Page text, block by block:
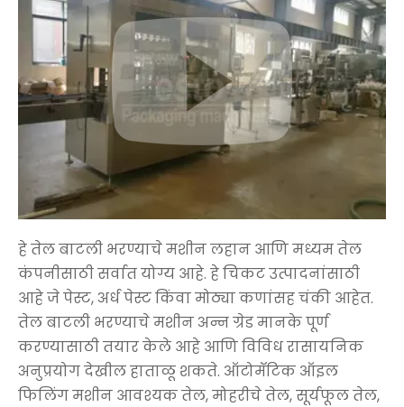
हे तेल बाटली भरण्याचे मशीन लहान आणि मध्यम तेल
कंपनीसाठी सर्वात योग्य आहे. हे चिकट उत्पादनांसाठी
आहे जे पेस्ट, अर्ध पेस्ट किंवा मोठ्या कणांसह चंकी आहेत.
तेल बाटली भरण्याचे मशीन अन्न ग्रेड मानके पूर्ण
करण्यासाठी तयार केले आहे आणि विविध रासायनिक
अनुप्रयोग देखील हाताळू शकते. ऑटोमॅटिक ऑइल
फिलिंग मशीन आवश्यक तेल, मोहरीचे तेल, सूर्यफूल तेल,